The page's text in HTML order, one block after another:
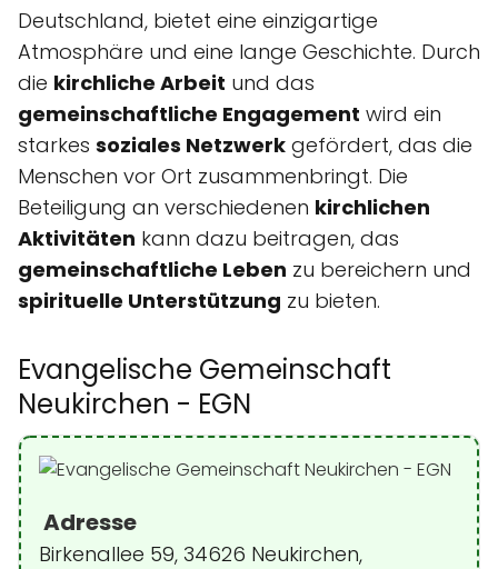
Deutschland, bietet eine einzigartige
Atmosphäre und eine lange Geschichte. Durch
die kirchliche Arbeit und das
gemeinschaftliche Engagement wird ein
starkes soziales Netzwerk gefördert, das die
Menschen vor Ort zusammenbringt. Die
Beteiligung an verschiedenen kirchlichen
Aktivitäten kann dazu beitragen, das
gemeinschaftliche Leben zu bereichern und
spirituelle Unterstützung zu bieten.
Evangelische Gemeinschaft
Neukirchen - EGN
Adresse
Birkenallee 59, 34626 Neukirchen,